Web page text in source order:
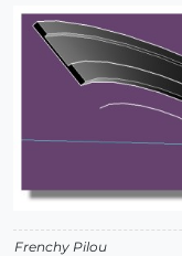
Frenchy Pilou